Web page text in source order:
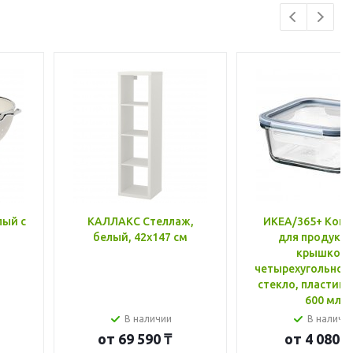
с
КАЛЛАКС Стеллаж,
белый, 42x147 см
В наличии
от 69 590 ₸
ИКЕА/365+
для
крышкой,
стекло, пластик
600 мл
В
от 4 080 ₸